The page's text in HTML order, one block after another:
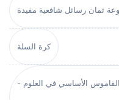
ثمان رسائل شافعية مفيدة
كرة السلة
الأساسي في العلوم -